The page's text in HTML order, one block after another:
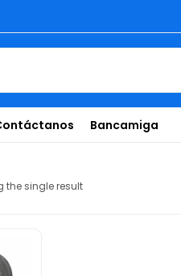
Bancamiga
the single result